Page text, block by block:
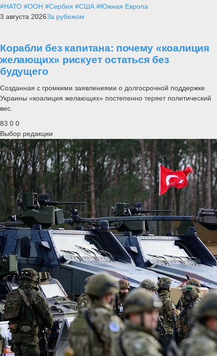
#НАТО #ООН #Сербия #США #Южная Европа
3 августа 2026За рубежом
Корабли без капитана: почему «коалиция
желающих» рискует остаться без
будущего
Созданная с громкими заявлениями о долгосрочной поддержке
Украины «коалиция желающих» постепенно теряет политический
вес.
83 0 0
Выбор редакции